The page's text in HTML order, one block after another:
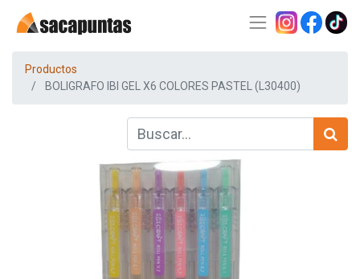
Productos
BOLIGRAFO IBI GEL X6 COLORES PASTEL (L30400)